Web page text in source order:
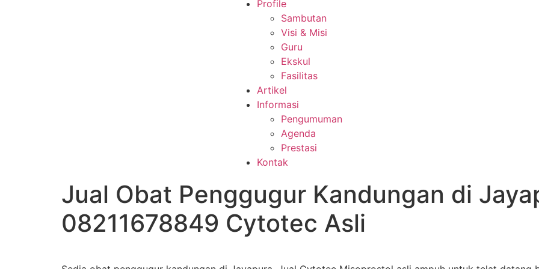
Profile
Sambutan
Visi & Misi
Guru
Ekskul
Fasilitas
Artikel
Informasi
Pengumuman
Agenda
Prestasi
Kontak
Jual Obat Penggugur Kandungan di
08211678849 Cytotec Asli